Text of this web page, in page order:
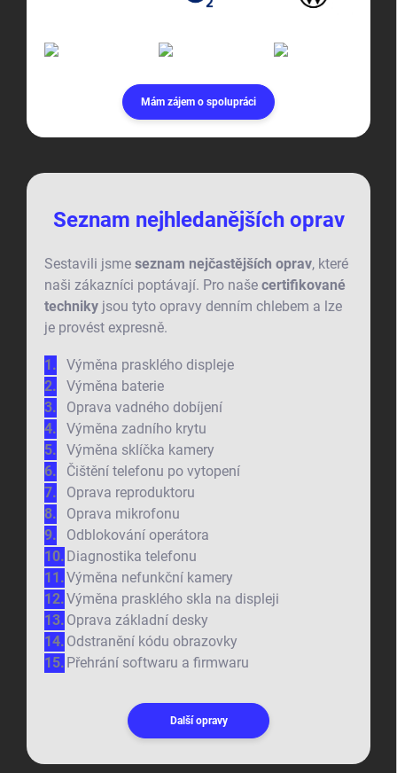
Mám zájem o spolupráci
Seznam nejhledanějších oprav
Sestavili jsme seznam nejčastějších oprav, které
naši zákazníci poptávají. Pro naše certifikované
techniky jsou tyto opravy denním chlebem a lze
je provést expresně.
Výměna prasklého displeje
Výměna baterie
Oprava vadného dobíjení
Výměna zadního krytu
Výměna sklíčka kamery
Čištění telefonu po vytopení
Oprava reproduktoru
Oprava mikrofonu
Odblokování operátora
Diagnostika telefonu
Výměna nefunkční kamery
Výměna prasklého skla na displeji
Oprava základní desky
Odstranění kódu obrazovky
Přehrání softwaru a firmwaru
Další opravy